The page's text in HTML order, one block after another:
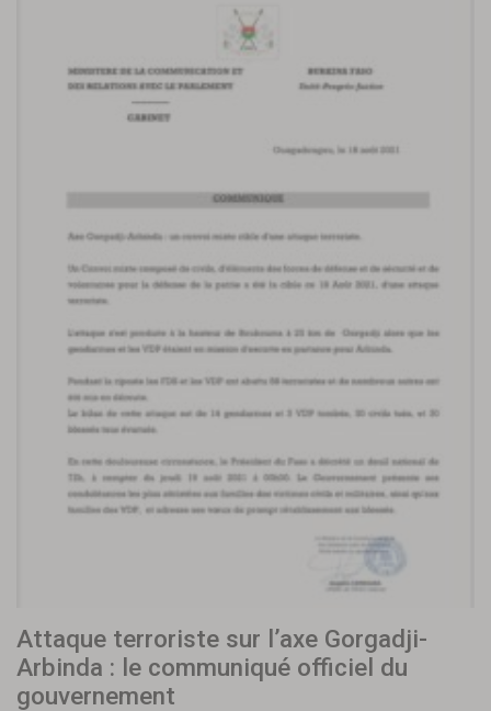
Attaque terroriste sur l’axe Gorgadji-
Arbinda : le communiqué officiel du
gouvernement